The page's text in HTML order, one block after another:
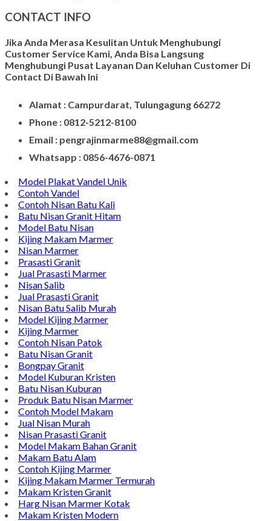
CONTACT INFO
Jika Anda Merasa Kesulitan Untuk Menghubungi
Customer Service Kami, Anda Bisa Langsung
Menghubungi Pusat Layanan Dan Keluhan Customer Di
Contact Di Bawah Ini
Alamat : Campurdarat, Tulungagung 66272
Phone : 0812-5212-8100
Email : pengrajinmarme88@gmail.com
Whatsapp : 0856-4676-0871
Model Plakat Vandel Unik
Contoh Vandel
Contoh Nisan Batu Kali
Batu Nisan Granit Hitam
Model Batu Nisan
Kijing Makam Marmer
Nisan Marmer
Prasasti Granit
Jual Prasasti Marmer
Nisan Salib
Jual Prasasti Granit
Nisan Batu Salib Murah
Model Kijing Marmer
Kijing Marmer
Contoh Nisan Patok
Batu Nisan Granit
Bongpay Granit
Model Kuburan Kristen
Batu Nisan Kuburan
Produk Batu Nisan Marmer
Contoh Model Makam
Jual Nisan Murah
Nisan Prasasti Granit
Model Makam Bahan Granit
Makam Batu Alam
Contoh Kijing Marmer
Kijing Makam Marmer Termurah
Makam Kristen Granit
Harg Nisan Marmer Kotak
Makam Kristen Modern